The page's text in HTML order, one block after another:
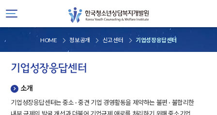
HOME 정보공개 신고센터 기업성장응답센터
기업성장응답센터
소개
기업성장응답센터는 중소 · 중견 기업 경영활동을 제약하는 불편 · 불합리한